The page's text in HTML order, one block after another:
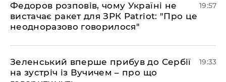
​Федоров розповів, чому Україні не
вистачає ракет для ЗРК Patriot: "Про це
неодноразово говорилося"
19:57
​Зеленський вперше прибув до Сербії
на зустріч із Вучичем – про що
19:33